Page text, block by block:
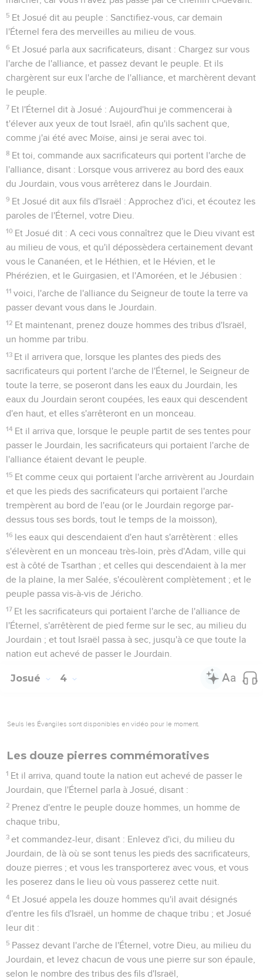
5 Et Josué dit au peuple : Sanctifiez-vous, car demain
l'Éternel fera des merveilles au milieu de vous.
6 Et Josué parla aux sacrificateurs, disant : Chargez sur vous
l'arche de l'alliance, et passez devant le peuple. Et ils
chargèrent sur eux l'arche de l'alliance, et marchèrent devant
le peuple.
7 Et l'Éternel dit à Josué : Aujourd'hui je commencerai à
t'élever aux yeux de tout Israël, afin qu'ils sachent que,
comme j'ai été avec Moïse, ainsi je serai avec toi.
8 Et toi, commande aux sacrificateurs qui portent l'arche de
l'alliance, disant : Lorsque vous arriverez au bord des eaux
du Jourdain, vous vous arrêterez dans le Jourdain.
9 Et Josué dit aux fils d'Israël : Approchez d'ici, et écoutez les
paroles de l'Éternel, votre Dieu.
10 Et Josué dit : A ceci vous connaîtrez que le Dieu vivant est
au milieu de vous, et qu'il dépossèdera certainement devant
vous le Cananéen, et le Héthien, et le Hévien, et le
Phérézien, et le Guirgasien, et l'Amoréen, et le Jébusien :
11 voici, l'arche de l'alliance du Seigneur de toute la terre va
passer devant vous dans le Jourdain.
12 Et maintenant, prenez douze hommes des tribus d'Israël,
un homme par tribu.
13 Et il arrivera que, lorsque les plantes des pieds des
sacrificateurs qui portent l'arche de l'Éternel, le Seigneur de
toute la terre, se poseront dans les eaux du Jourdain, les
eaux du Jourdain seront coupées, les eaux qui descendent
d'en haut, et elles s'arrêteront en un monceau.
14 Et il arriva que, lorsque le peuple partit de ses tentes pour
passer le Jourdain, les sacrificateurs qui portaient l'arche de
l'alliance étaient devant le peuple.
15 Et comme ceux qui portaient l'arche arrivèrent au Jourdain
et que les pieds des sacrificateurs qui portaient l'arche
trempèrent au bord de l'eau (or le Jourdain regorge par-
dessus tous ses bords, tout le temps de la moisson),
16 les eaux qui descendaient d'en haut s'arrêtèrent : elles
s'élevèrent en un monceau très-loin, près d'Adam, ville qui
est à côté de Tsarthan ; et celles qui descendaient à la mer
de la plaine, la mer Salée, s'écoulèrent complètement ; et le
peuple passa vis-à-vis de Jéricho.
17 Et les sacrificateurs qui portaient l'arche de l'alliance de
l'Éternel, s'arrêtèrent de pied ferme sur le sec, au milieu du
Jourdain ; et tout Israël passa à sec, jusqu'à ce que toute la
nation eut achevé de passer le Jourdain.
Josué 4
Seuls les Évangiles sont disponibles en vidéo pour le moment.
Les douze pierres commémoratives
1 Et il arriva, quand toute la nation eut achevé de passer le
Jourdain, que l'Éternel parla à Josué, disant :
2 Prenez d'entre le peuple douze hommes, un homme de
chaque tribu,
3 et commandez-leur, disant : Enlevez d'ici, du milieu du
Jourdain, de là où se sont tenus les pieds des sacrificateurs,
douze pierres ; et vous les transporterez avec vous, et vous
les poserez dans le lieu où vous passerez cette nuit.
4 Et Josué appela les douze hommes qu'il avait désignés
d'entre les fils d'Israël, un homme de chaque tribu ; et Josué
leur dit :
5 Passez devant l'arche de l'Éternel, votre Dieu, au milieu du
Jourdain, et levez chacun de vous une pierre sur son épaule,
selon le nombre des tribus des fils d'Israël,